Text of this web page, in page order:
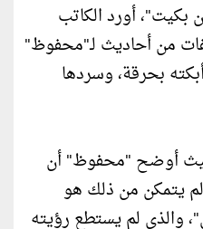
أورد الكاتب
من أحاديث لـ"محفوظ"
بحرقة، وسردها
أوضح "محفوظ" أن
يتمكن من ذلك هو
والذي لم يستطع رؤيته